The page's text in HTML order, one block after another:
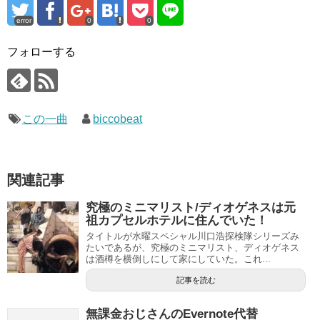
error 0 0
フォローする
この一曲 biccobeat
関連記事
究極のミニマリスト/ディオゲネスは元
祖カプセルホテルに住んでいた！
タイトルが水曜スペシャル川口浩探検隊シリーズみ
たいであるが、究極のミニマリスト、ディオゲネス
は酒樽を横倒しにして家にしていた。これ...
記事を読む
無課金おじさんのEvernote代替